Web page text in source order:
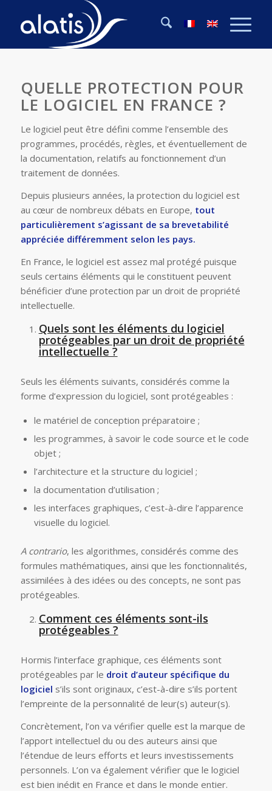
QUELLE PROTECTION POUR
LE LOGICIEL EN FRANCE ?
Le logiciel peut être défini comme l’ensemble des
programmes, procédés, règles, et éventuellement de
la documentation, relatifs au fonctionnement d’un
traitement de données.
Depuis plusieurs années, la protection du logiciel est
au cœur de nombreux débats en Europe, tout
particulièrement s’agissant de sa brevetabilité
appréciée différemment selon les pays.
En France, le logiciel est assez mal protégé puisque
seuls certains éléments qui le constituent peuvent
bénéficier d’une protection par un droit de propriété
intellectuelle.
Quels sont les éléments du logiciel
protégeables par un droit de propriété
intellectuelle ?
Seuls les éléments suivants, considérés comme la
forme d’expression du logiciel, sont protégeables :
le matériel de conception préparatoire ;
les programmes, à savoir le code source et le code
objet ;
l’architecture et la structure du logiciel ;
la documentation d’utilisation ;
les interfaces graphiques, c’est-à-dire l’apparence
visuelle du logiciel.
A contrario, les algorithmes, considérés comme des
formules mathématiques, ainsi que les fonctionnalités,
assimilées à des idées ou des concepts, ne sont pas
protégeables.
Comment ces éléments sont-ils
protégeables ?
Hormis l’interface graphique, ces éléments sont
protégeables par le droit d’auteurspécifique du
logiciel s’ils sont originaux, c’est-à-dire s’ils portent
l’empreinte de la personnalité de leur(s) auteur(s).
Concrètement, l’on va vérifier quelle est la marque de
l’apport intellectuel du ou des auteurs ainsi que
l’étendue de leurs efforts et leurs investissements
personnels. L’on va également vérifier que le logiciel
est bien inédit en France et dans le monde entier.